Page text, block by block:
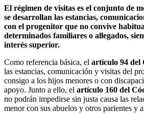
El régimen de visitas es el conjunto de
se desarrollan las estancias,
con el progenitor que no convive
determinados familiares o allegados,
interés superior.
Como referencia básica, el artículo 94 del
las estancias, comunicación y visitas del
consigo a los hijos menores o con
apoyo. Junto a ello, el artículo 160 del
no podrán impedirse sin justa causa las
menor con sus abuelos y otros parientes y